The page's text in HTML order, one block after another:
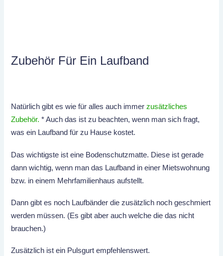
Zubehör Für Ein Laufband
Natürlich gibt es wie für alles auch immerzusätzliches
Zubehör. * Auch das ist zu beachten, wenn man sich fragt,
was ein Laufband für zu Hause kostet.
Das wichtigste ist eine Bodenschutzmatte. Diese ist gerade
dann wichtig, wenn man das Laufband in einer Mietswohnung
bzw. in einem Mehrfamilienhaus aufstellt.
Dann gibt es noch Laufbänder die zusätzlich noch geschmiert
werden müssen. (Es gibt aber auch welche die das nicht
brauchen.)
Zusätzlich ist ein Pulsgurt empfehlenswert.